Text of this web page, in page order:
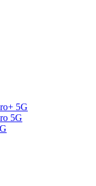
5G
5G